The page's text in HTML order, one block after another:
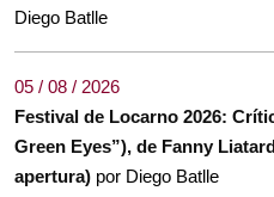
Diego Batlle
05 / 08 / 2026
Festival de Locarno 2026:
Green Eyes”), de Fanny
apertura) por Diego Batlle